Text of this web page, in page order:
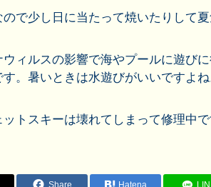
ので少し日に当たって焼いたりして
ウィルスの影響で海やプールに遊び
す。暑いときは水遊びがいいですよ
ットスキーは壊れてしまって修理中
Share Hatena